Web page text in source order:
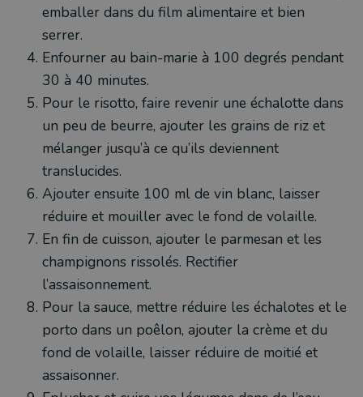
emballer dans du film alimentaire et bien
serrer.
Enfourner au bain-marie à 100 degrés pendant
30 à 40 minutes.
Pour le risotto, faire revenir une échalotte dans
un peu de beurre, ajouter les grains de riz et
mélanger jusqu’à ce qu’ils deviennent
translucides.
Ajouter ensuite 100 ml de vin blanc, laisser
réduire et mouiller avec le fond de volaille.
En fin de cuisson, ajouter le parmesan et les
champignons rissolés. Rectifier
l’assaisonnement.
Pour la sauce, mettre réduire les échalotes et le
porto dans un poêlon, ajouter la crème et du
fond de volaille, laisser réduire de moitié et
assaisonner.